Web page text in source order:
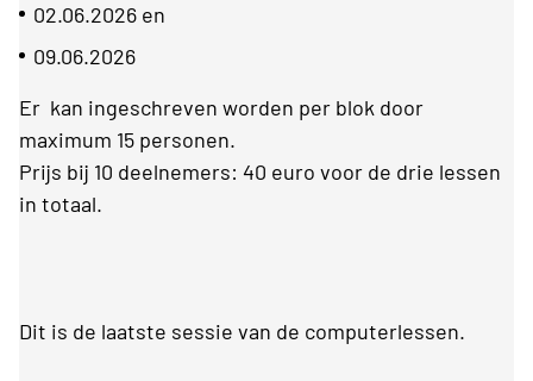
02.06.2026 en
09.06.2026
Er kan ingeschreven worden per blok door
maximum 15 personen.
Prijs bij 10 deelnemers: 40 euro voor de drie lessen
in totaal.
Dit is de laatste sessie van de computerlessen.